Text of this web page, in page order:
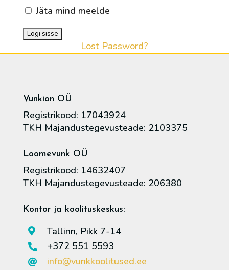
Jäta mind meelde
Lost Password?
Vunkion OÜ
Registrikood: 17043924
TKH Majandustegevusteade: 2103375
Loomevunk OÜ
Registrikood: 14632407
TKH Majandustegevusteade: 206380
Kontor ja koolituskeskus:
 Tallinn, Pikk 7-14
 +372 551 5593
 info@vunkkoolitused.ee